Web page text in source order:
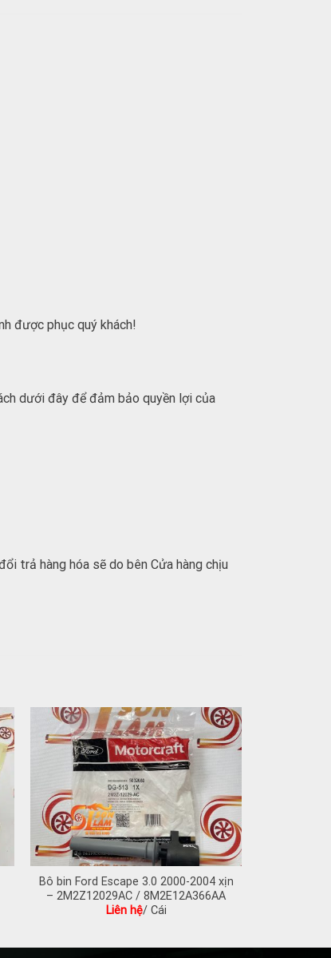
được phục quý khách!
dưới đây để đảm bảo quyền lợi của
trả hàng hóa sẽ do bên Cửa hàng chịu
Bô bin Ford Escape 3.0 2000-2004 xịn
– 2M2Z12029AC / 8M2E12A366AA
Liên hệ/ Cái